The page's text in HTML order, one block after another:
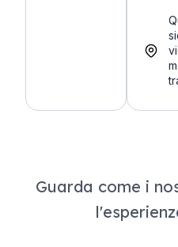
Guarda come i